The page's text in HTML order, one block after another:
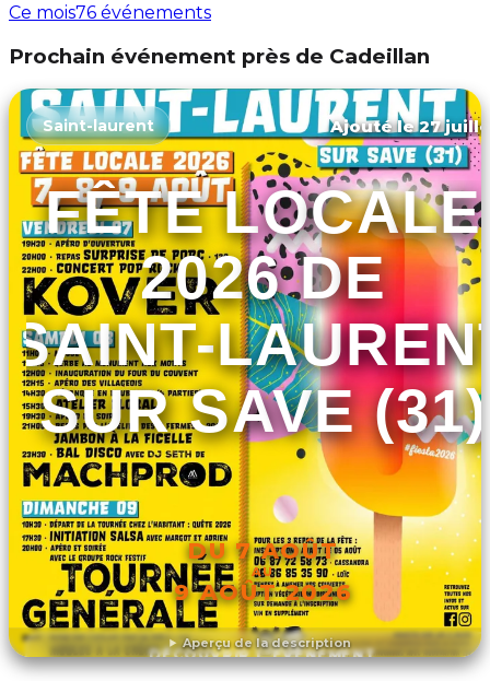
Ce mois76 événements
Prochain événement près de Cadeillan
Aperçu de la description
Saint-laurent Ajouté le 27
FÊTE LOCALE
2026 DE
SAINT-
SUR SAVE (31)
DU 7 AOÛT
AU
9 AOÛT 2026
DÉCOUVRIR L'ÉVÉNEMENT